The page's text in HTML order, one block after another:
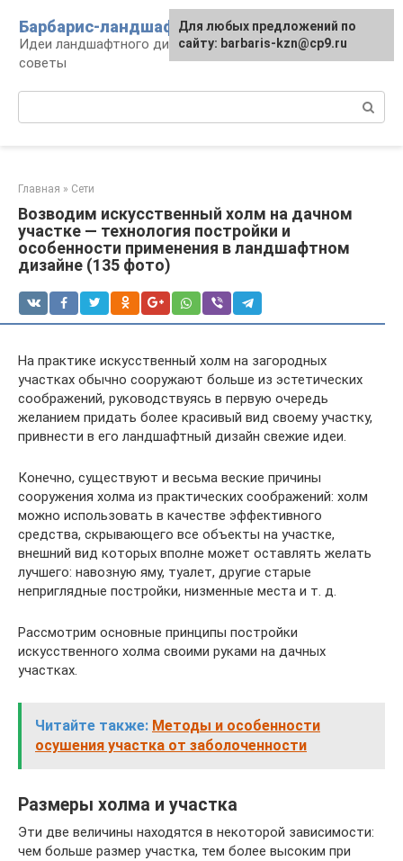
контенту
Барбарис-ландшафт
Идеи ландшафтного дизайна, правила и
советы
Главная » Сети
Возводим искусственный холм на дачном
участке — технология постройки и
особенности применения в ландшафтном
дизайне (135 фото)
На практике искусственный холм на загородных
участках обычно сооружают больше из эстетических
соображений, руководствуясь в первую очередь
желанием придать более красивый вид своему участку,
привнести в его ландшафтный дизайн свежие идеи.
Конечно, существуют и весьма веские причины
сооружения холма из практических соображений: холм
можно использовать в качестве эффективного
средства, скрывающего все объекты на участке,
внешний вид которых вполне может оставлять желать
лучшего: навозную яму, туалет, другие старые
неприглядные постройки, низменные места и т. д.
Рассмотрим основные принципы постройки
искусственного холма своими руками на дачных
участках.
Читайте также: Методы и особенности
осушения участка от заболоченности
Размеры холма и участка
Эти две величины находятся в некоторой зависимости:
чем больше размер участка, тем более высоким при
Для любых предложений по
сайту: barbaris-kzn@cp9.ru